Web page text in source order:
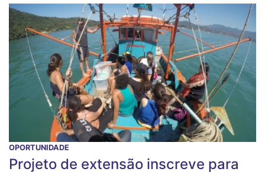
OPORTUNIDADE
Projeto de extensão inscreve para